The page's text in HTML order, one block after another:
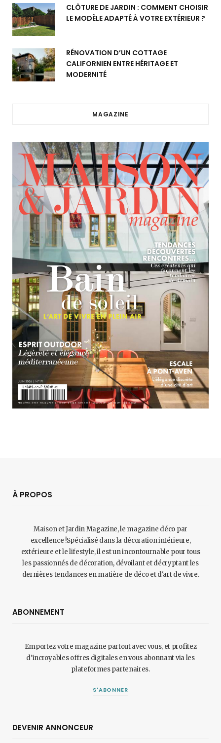
CLÔTURE DE JARDIN : COMMENT CHOISIR
LE MODÈLE ADAPTÉ À VOTRE EXTÉRIEUR ?
RÉNOVATION D’UN COTTAGE
CALIFORNIEN ENTRE HÉRITAGE ET
MODERNITÉ
MAGAZINE
À PROPOS
Maison et Jardin Magazine, le magazine déco par
excellence !Spécialisé dans la décoration intérieure,
extérieure et le lifestyle, il est un incontournable pour tous
les passionnés de décoration, dévoilant et décryptant les
dernières tendances en matière de déco et d'art de vivre.
ABONNEMENT
Emportez votre magazine partout avec vous, et profitez
d’incroyables offres digitales en vous abonnant via les
plateformes partenaires.
S'ABONNER
DEVENIR ANNONCEUR